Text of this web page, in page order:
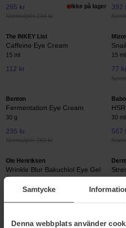
Samtycke
Denna webbplats använder
265 kr
Normalpris 294 kr
Ikke på lager 392
The INKEY List
Caffeine Eye Cream
15 ml
112 kr
15 ml
77 kr
Benton
Fermentation Eye Cream
30 g
235 kr
Normalpris 261 kr
30 ml
567
Ole Henriksen
Wrinkle Blur Bakuchiol Eye Gel
Creme
499 kr Ikke på lager 630